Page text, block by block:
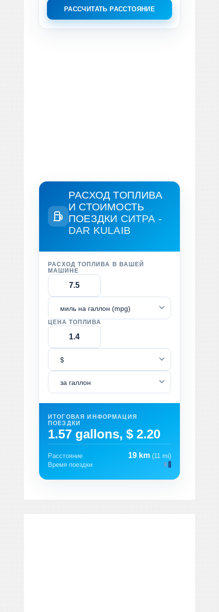
РАССЧИТАТЬ РАССТОЯНИЕ
РАСХОД ТОПЛИВА
И СТОИМОСТЬ
ПОЕЗДКИ СИТРА -
DAR KULAIB
РАСХОД ТОПЛИВА В ВАШЕЙ
МАШИНЕ
миль на галлон (mpg)
ЦЕНА ТОПЛИВА
$
за галлон
ИТОГОВАЯ ИНФОРМАЦИЯ
ПОЕЗДКИ
1.57 gallons, $ 2.20
Расстояние 19 km (11 mi)
Время поездки